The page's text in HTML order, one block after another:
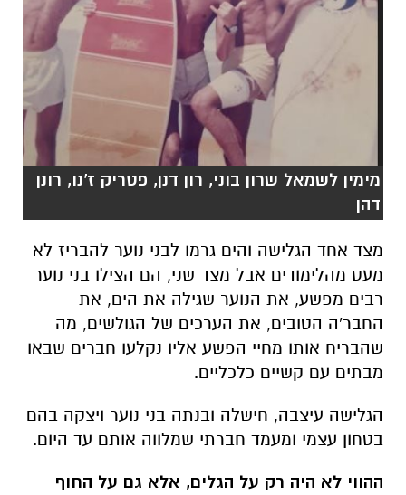
מימין לשמאל שרון בוני, רון דנן, פטריק ז'נו, רונן
דהן
מצד אחד הגלישה והים גרמו לבני נוער להבריז לא
מעט מהלימודים אבל מצד שני, הם הצילו בני נוער
רבים מפשע, את הנוער שגילה את הים, את
החבר'ה הטובים, את הערכים של הגולשים, מה
שהבריח אותו מחיי הפשע אליו נקלעו חברים שבאו
מבתים עם קשיים כלכליים.
הגלישה עיצבה, חישלה ובנתה בני נוער ויצקה בהם
בטחון עצמי ומעמד חברתי שמלווה אותם עד היום.
ההווי לא היה רק על הגלים, אלא גם על החוף